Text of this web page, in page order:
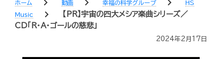
ホーム chevron_right 動画 chevron_right 幸福の科学グループ chevron_right
HS
Music
chevron_right
【PR】宇宙の四大メシア楽曲シリーズ／
CD「R・A・ゴールの慈悲」
2024年2月17日